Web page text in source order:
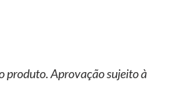
produto. Aprovação sujeito à